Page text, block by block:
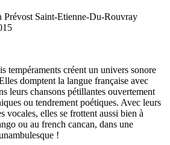
Prévost Saint-Etienne-Du-Rouvray
tempéraments créent un univers sonore
domptent la langue française avec
leurs chansons pétillantes ouvertement
ou tendrement poétiques. Avec leurs
vocales, elles se frottent aussi bien à
ou au french cancan, dans une
!